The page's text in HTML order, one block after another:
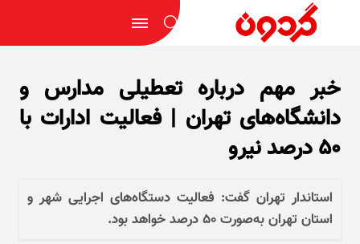
خبر مهم درباره تعطیلی مدارس و
دانشگاه‌های تهران | فعالیت ادارات با
۵۰ درصد نیرو
استاندار تهران گفت: فعالیت دستگاه‌های اجرایی شهر و
استان تهران به‌صورت ٥٠ درصد خواهد بود.